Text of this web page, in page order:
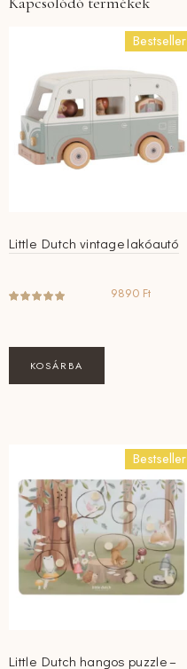
Bestseller
Little Dutch vintage lakóautó
9890 Ft
KOSÁRBA
Bestseller
Little Dutch hangos puzzle –